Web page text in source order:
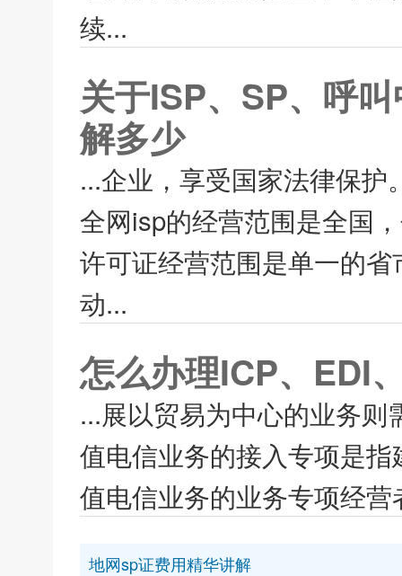
续...
关于ISP、SP、呼
解多少
...企业，享受国家法律保
全网isp的经营范围是全国
许可证经营范围是单一的
动...
怎么办理ICP、EDI
...展以贸易为中心的业务
值电信业务的接入专项是
值电信业务的业务专项经
地网sp证费用精华讲解